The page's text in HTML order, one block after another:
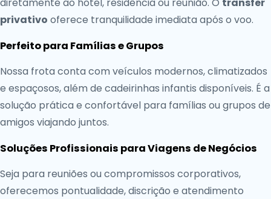
privativo oferece tranquilidade imediata após o voo.
Perfeito para Famílias e Grupos
Nossa frota conta com veículos modernos, climatizados
e espaçosos, além de cadeirinhas infantis disponíveis. É a
solução prática e confortável para famílias ou grupos de
amigos viajando juntos.
Soluções Profissionais para Viagens de Negócios
Seja para reuniões ou compromissos corporativos,
oferecemos pontualidade, discrição e atendimento